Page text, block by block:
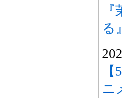
る
ニ